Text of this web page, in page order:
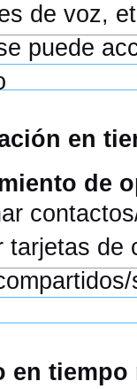
de voz,
puede
en
de
tarjetas de
en tiempo